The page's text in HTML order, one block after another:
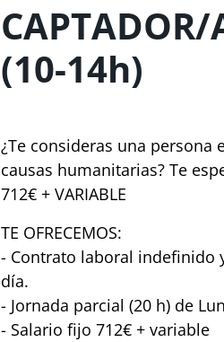
(10-14h)
¿Te consideras una persona
causas humanitarias? Te
712€ + VARIABLE
TE OFRECEMOS:
- Contrato laboral indefinido
día.
- Jornada parcial (20 h) de
- Salario fijo 712€ + variable